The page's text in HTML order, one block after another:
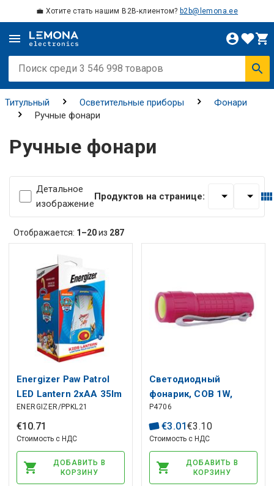
💼 Хотите стать нашим B2B-клиентом? b2b@lemona.ee
Титульный Осветительные приборы
Фонари
Ручные фонари
Ручные фонари
Детальное
изображение
Продуктов на странице:
Отображается: 1–20из 287
Energizer Paw Patrol
LED Lantern 2xAA 35lm
ENERGIZER/PPKL21
€10.71
Стоимость с НДС
ДОБАВИТЬ В
КОРЗИНУ
Светодиодный
фонарик, COB 1W,
100lm, 3xAAA
P4706
€3.01€3 .10
Стоимость с НДС
ДОБАВИТЬ В
КОРЗИНУ